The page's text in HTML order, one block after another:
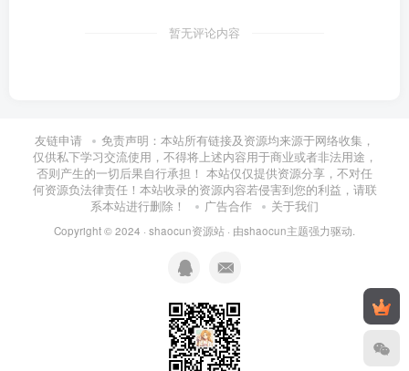
暂无评论内容
友链申请
免责声明：本站所有链接及资源均来源于网络收集，
仅供私下学习交流使用，不得将上述内容用于商业或者非法用途，
否则产生的一切后果自行承担！ 本站仅仅提供资源分享，不对任
何资源负法律责任！本站收录的资源内容若侵害到您的利益，请联
系本站进行删除！
广告合作 关于我们
Copyright © 2024 · shaocun资源站 · 由shaocun主题强力驱动.